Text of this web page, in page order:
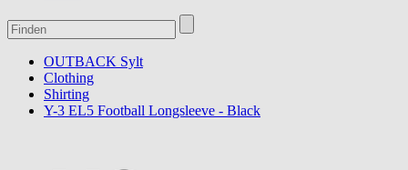
OUTBACK Sylt
Clothing
Shirting
Y-3 EL5 Football Longsleeve - Black